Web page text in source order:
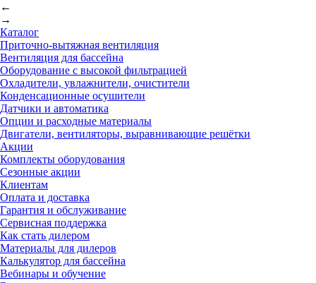
←
→
Каталог
Приточно-вытяжная вентиляция
Вентиляция для бассейна
Оборудование с высокой фильтрацией
Охладители, увлажнители, очистители
Конденсационные осушители
Датчики и автоматика
Опции и расходные материалы
Двигатели, вентиляторы, выравнивающие решётки
Акции
Комплекты оборудования
Сезонные акции
Клиентам
Оплата и доставка
Гарантия и обслуживание
Сервисная поддержка
Как стать дилером
Материалы для дилеров
Калькулятор для бассейна
Вебинары и обучение